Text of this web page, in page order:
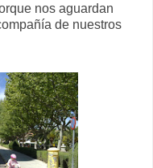
nos aguardan
de nuestros